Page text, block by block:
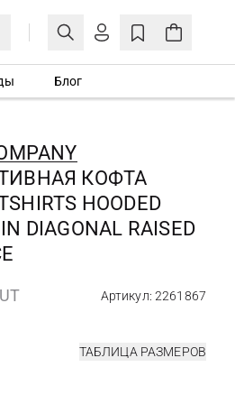
ЛИЧНЫЙ КАБИНЕТ
Еще не зарегистрированы?
СОЗДАТЬ УЧЕТНУЮ ЗАПИСЬ
Блог
КОФТА
HOODED
DIAGONAL RAISED
Артикул: 2261867
ТАБЛИЦА РАЗМЕРОВ